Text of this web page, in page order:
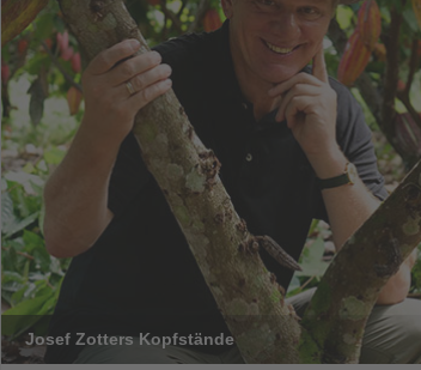
Josef Zotters Kopfstände